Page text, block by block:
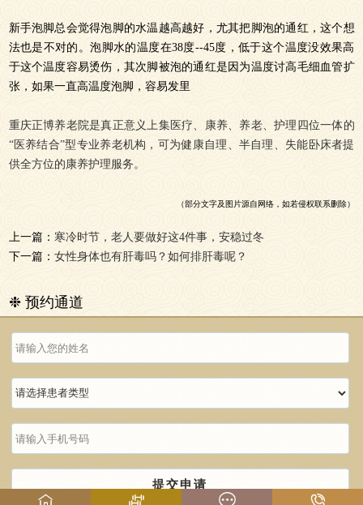
新手泡脚总会觉得泡脚的水温越高越好，尤其把脚泡的通红，这个想
法也是不对的。泡脚水的温度在38度--45度，低于这个温度没效果高
于这个温度容易烫伤，其次脚被泡的通红是因为温度讨高毛细血管扩
张，如果一直高温度泡脚，容易发里
重庆正博养老院是真正意义上集医疗、康养、养老、护理四位一体的
“医养结合”型专业养老机构，可为健康自理、半自理、失能卧床者提
供全方位的康养护理服务。
（部分文字及图片源自网络，如若侵权联系删除）
上一篇： 寒冷时节，老人要做好这4件事，安稳过冬
下一篇： 女性身体也有肝毒吗？如何排肝毒呢？
❉ 预约通道
提交申请